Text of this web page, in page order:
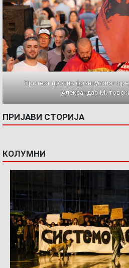
Протест против францускиот
Александар
ПРИЈАВИ СТОРИЈА
КОЛУМНИ